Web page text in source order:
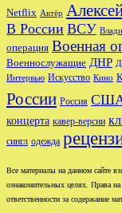
Netflix Актёр
В России ВСУ
операция Военная
Военнослужащие ДНР
Интервью Искусство Кино
России Россия
концерта кавер-версии
сингл одежда
Все материалы на данном сайте
ознакомительных целях. Права
ответственности за содержание